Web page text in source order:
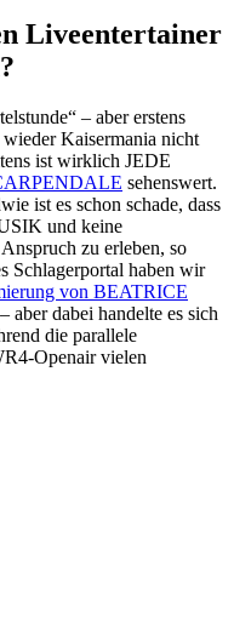
Liveentertainer
– aber erstens
Kaisermania nicht
ist wirklich JEDE
sehenswert.
ist es schon schade, dass
und keine
zu erleben, so
Schlagerportal haben wir
von BEATRICE
aber dabei handelte es sich
die parallele
Openair vielen